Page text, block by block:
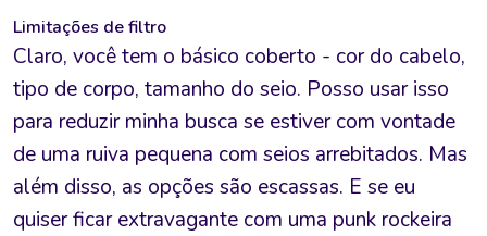
Limitações de filtro
Claro, você tem o básico coberto - cor do cabelo,
tipo de corpo, tamanho do seio. Posso usar isso
para reduzir minha busca se estiver com vontade
de uma ruiva pequena com seios arrebitados. Mas
além disso, as opções são escassas. E se eu
quiser ficar extravagante com uma punk rockeira